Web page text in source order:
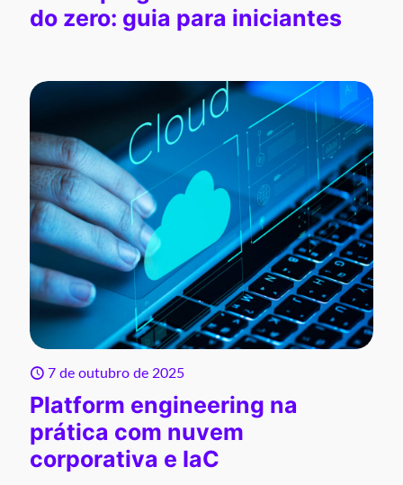
do zero: guia para iniciantes
7 de outubro de 2025
Platform engineering na
prática com nuvem
corporativa e IaC